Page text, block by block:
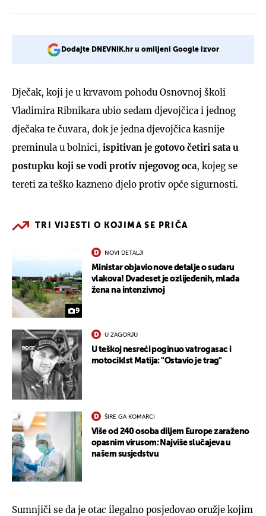
Dodajte DNEVNIK.hr u omiljeni Google izvor
Dječak, koji je u krvavom pohodu Osnovnoj školi
Vladimira Ribnikara ubio sedam djevojčica i jednog
dječaka te čuvara, dok je jedna djevojčica kasnije
preminula u bolnici, ispitivan je gotovo četiri sata u
postupku koji se vodi protiv njegovog oca, kojeg se
tereti za teško kazneno djelo protiv opće sigurnosti.
TRI VIJESTI O KOJIMA SE PRIČA
9
NOVI DETALJI
Ministar objavio nove detalje o sudaru
vlakova! Dvadeset je ozlijeđenih, mlađa
žena na intenzivnoj
U ZAGORJU
U teškoj nesreći poginuo vatrogasac i
motociklst Matija: "Ostavio je trag"
ŠIRE GA KOMARCI
Više od 240 osoba diljem Europe zaraženo
opasnim virusom: Najviše slučajeva u
našem susjedstvu
Sumnjiči se da je otac ilegalno posjedovao oružje kojim